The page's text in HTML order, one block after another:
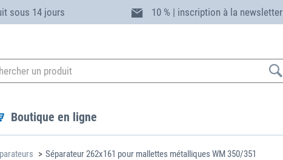
sous 14 jours 10 % | inscription à la newsletter
Boutique en ligne
Séparateur 262x161 pour mallettes métalliques WM 350/351